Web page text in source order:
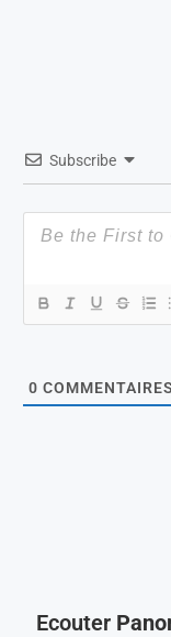
Subscribe
0 COMMENTAIRES
Ecouter